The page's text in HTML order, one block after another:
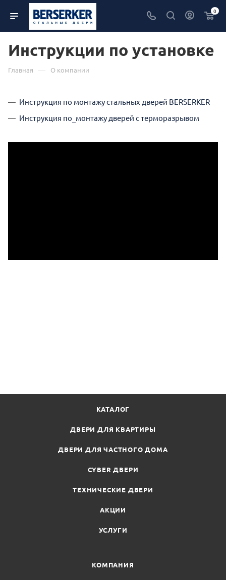
0
Инструкции по установке
Главная — О компании
Инструкция по монтажу стальных дверей BERSERKER
Инструкция по_монтажу дверей с терморазрывом
КАТАЛОГ
ДВЕРИ ДЛЯ КВАРТИРЫ
ДВЕРИ ДЛЯ ЧАСТНОГО ДОМА
CYBER ДВЕРИ
ТЕХНИЧЕСКИЕ ДВЕРИ
АКЦИИ
УСЛУГИ
КОМПАНИЯ